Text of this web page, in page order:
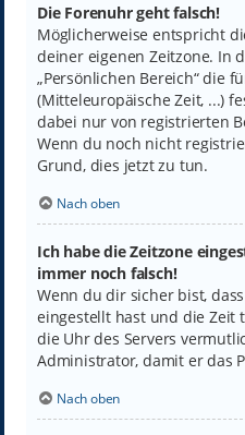
Die Forenuhr geht falsch!
Möglicherweise entspricht
deiner eigenen Zeitzone. In
„Persönlichen Bereich“ die
(Mitteleuropäische Zeit, ...)
dabei nur von registrierten
Wenn du noch nicht
Grund, dies jetzt zu tun.
Nach oben
Ich habe die Zeitzone
immer noch falsch!
Wenn du dir sicher bist,
eingestellt hast und die Zeit
die Uhr des Servers
Administrator, damit er das
Nach oben